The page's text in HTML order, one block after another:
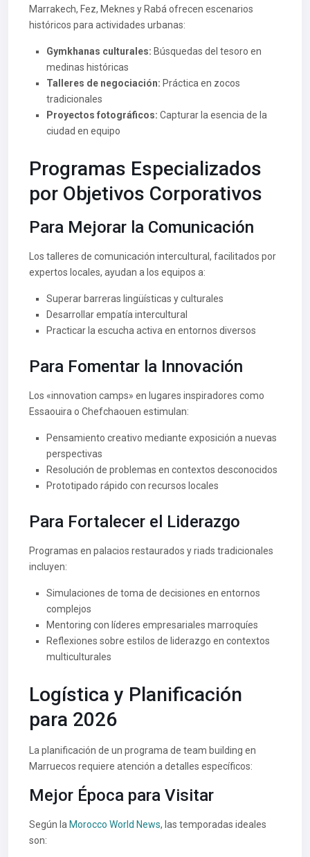
Marrakech, Fez, Meknes y Rabá ofrecen escenarios
históricos para actividades urbanas:
Gymkhanas culturales: Búsquedas del tesoro en
medinas históricas
Talleres de negociación: Práctica en zocos
tradicionales
Proyectos fotográficos: Capturar la esencia de la
ciudad en equipo
Programas Especializados
por Objetivos Corporativos
Para Mejorar la Comunicación
Los talleres de comunicación intercultural, facilitados por
expertos locales, ayudan a los equipos a:
Superar barreras lingüísticas y culturales
Desarrollar empatía intercultural
Practicar la escucha activa en entornos diversos
Para Fomentar la Innovación
Los «innovation camps» en lugares inspiradores como
Essaouira o Chefchaouen estimulan:
Pensamiento creativo mediante exposición a nuevas
perspectivas
Resolución de problemas en contextos desconocidos
Prototipado rápido con recursos locales
Para Fortalecer el Liderazgo
Programas en palacios restaurados y riads tradicionales
incluyen:
Simulaciones de toma de decisiones en entornos
complejos
Mentoring con líderes empresariales marroquíes
Reflexiones sobre estilos de liderazgo en contextos
multiculturales
Logística y Planificación
para 2026
La planificación de un programa de team building en
Marruecos requiere atención a detalles específicos:
Mejor Época para Visitar
Según la Morocco World News, las temporadas ideales
son: